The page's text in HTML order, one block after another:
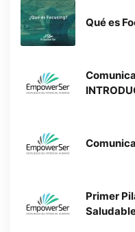
Qué es
Primer